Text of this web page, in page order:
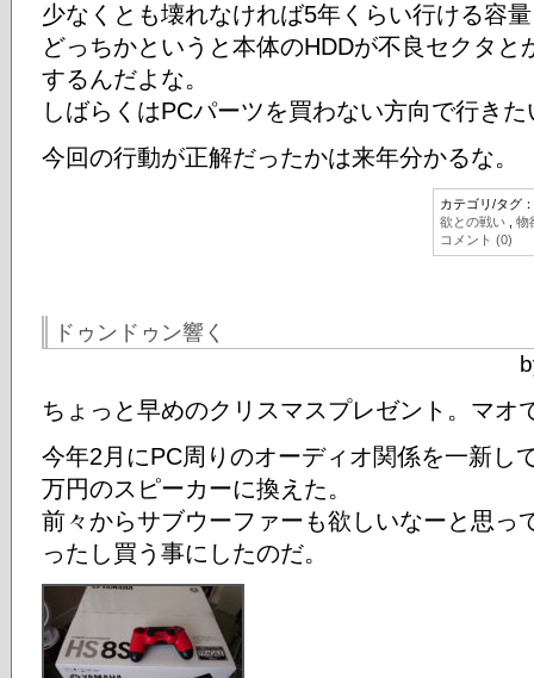
少なくとも壊れなければ5年くらい行ける容
どっちかというと本体のHDDが不良セクタ
するんだよな。
しばらくはPCパーツを買わない方向で行きた
今回の行動が正解だったかは来年分かるな。
カテゴリ/タグ：
欲との戦い
物
コメント (0)
ドゥンドゥン響く
ちょっと早めのクリスマスプレゼント。マオ
今年2月にPC周りのオーディオ関係を一新し
万円のスピーカーに換えた。
前々からサブウーファーも欲しいなーと思っ
ったし買う事にしたのだ。